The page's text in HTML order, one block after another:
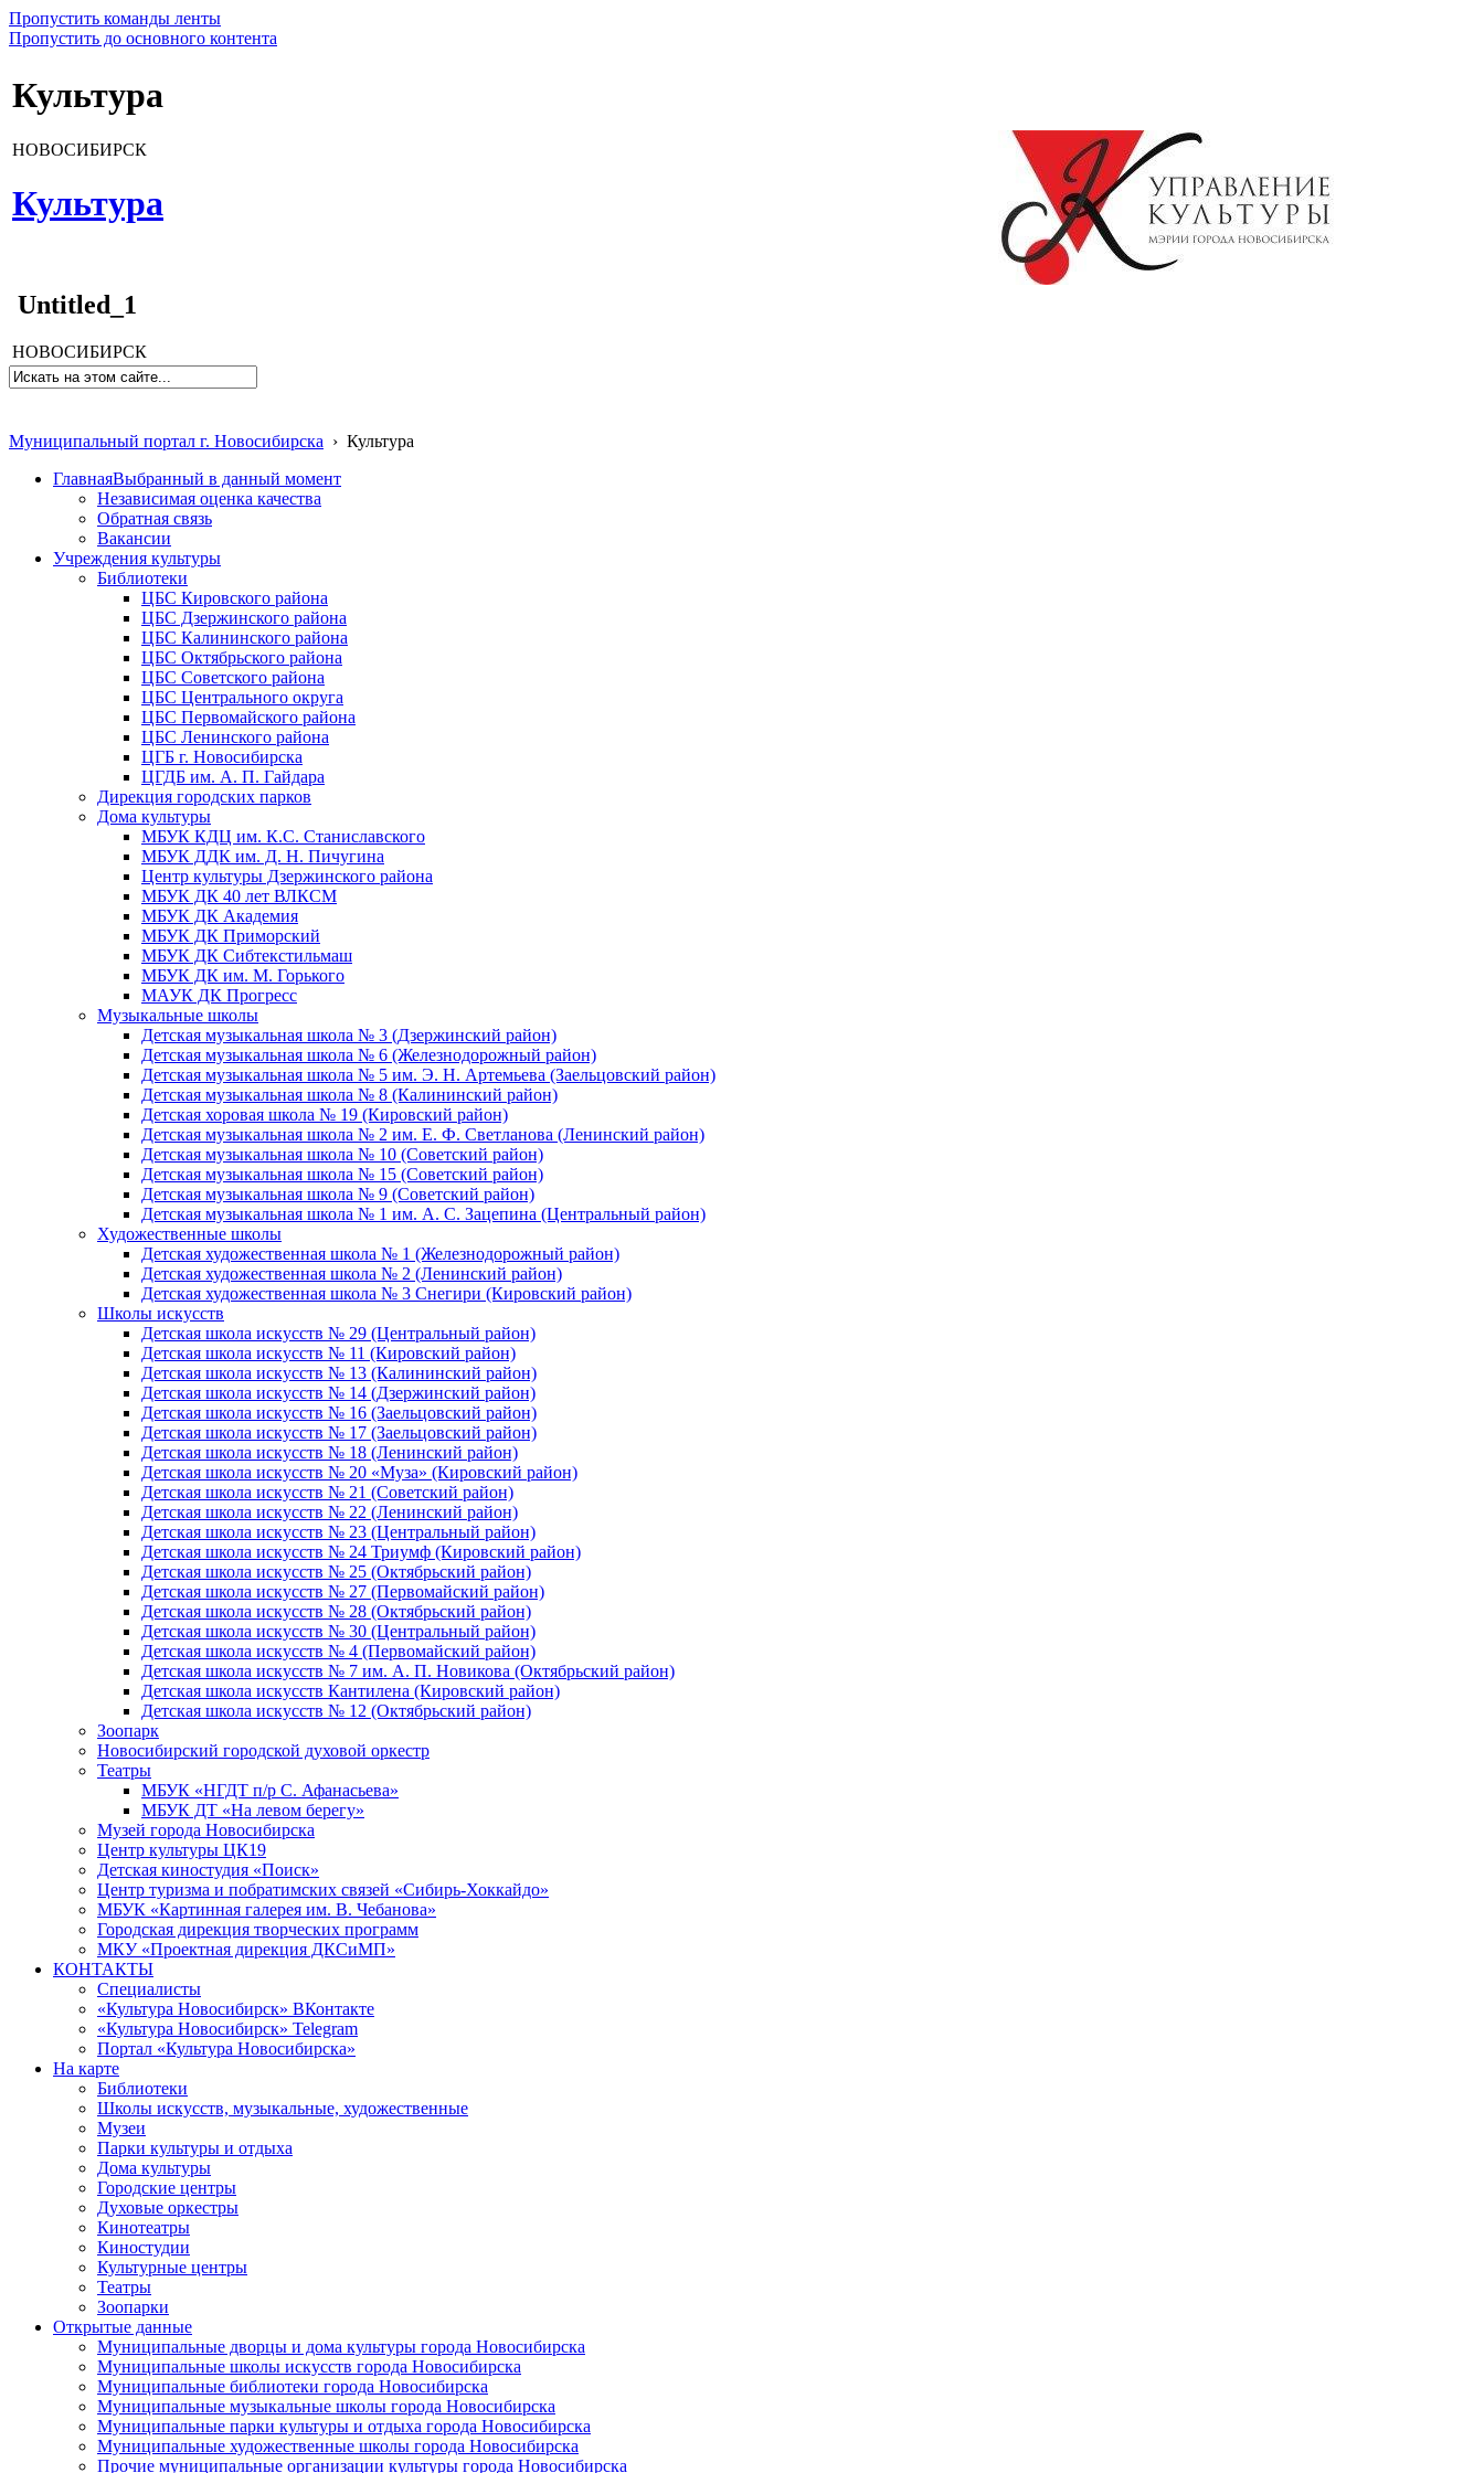
Пропустить команды ленты
Пропустить до основного контента
Культура
НОВОСИБИРСК
Культура
Untitled_1
НОВОСИБИРСК
Муниципальный портал г. Новосибирска › Культура
ГлавнаяВыбранный в данный момент
Независимая оценка качества
Обратная связь
Вакансии
Учреждения культуры
Библиотеки
ЦБС Кировского района
ЦБС Дзержинского района
ЦБС Калининского района
ЦБС Октябрьского района
ЦБС Советского района
ЦБС Центрального округа
ЦБС Первомайского района
ЦБС Ленинского района
ЦГБ г. Новосибирска
ЦГДБ им. А. П. Гайдара
Дирекция городских парков
Дома культуры
МБУК КДЦ им. К.С. Станиславского
МБУК ДДК им. Д. Н. Пичугина
Центр культуры Дзержинского района
МБУК ДК 40 лет ВЛКСМ
МБУК ДК Академия
МБУК ДК Приморский
МБУК ДК Сибтекстильмаш
МБУК ДК им. М. Горького
МАУК ДК Прогресс
Музыкальные школы
Детская музыкальная школа № 3 (Дзержинский район)
Детская музыкальная школа № 6 (Железнодорожный район)
Детская музыкальная школа № 5 им. Э. Н. Артемьева (Заельцовский район)
Детская музыкальная школа № 8 (Калининский район)
Детская хоровая школа № 19 (Кировский район)
Детская музыкальная школа № 2 им. Е. Ф. Светланова (Ленинский район)
Детская музыкальная школа № 10 (Советский район)
Детская музыкальная школа № 15 (Советский район)
Детская музыкальная школа № 9 (Советский район)
Детская музыкальная школа № 1 им. А. С. Зацепина (Центральный район)
Художественные школы
Детская художественная школа № 1 (Железнодорожный район)
Детская художественная школа № 2 (Ленинский район)
Детская художественная школа № 3 Снегири (Кировский район)
Школы искусств
Детская школа искусств № 29 (Центральный район)
Детская школа искусств № 11 (Кировский район)
Детская школа искусств № 13 (Калининский район)
Детская школа искусств № 14 (Дзержинский район)
Детская школа искусств № 16 (Заельцовский район)
Детская школа искусств № 17 (Заельцовский район)
Детская школа искусств № 18 (Ленинский район)
Детская школа искусств № 20 «Муза» (Кировский район)
Детская школа искусств № 21 (Советский район)
Детская школа искусств № 22 (Ленинский район)
Детская школа искусств № 23 (Центральный район)
Детская школа искусств № 24 Триумф (Кировский район)
Детская школа искусств № 25 (Октябрьский район)
Детская школа искусств № 27 (Первомайский район)
Детская школа искусств № 28 (Октябрьский район)
Детская школа искусств № 30 (Центральный район)
Детская школа искусств № 4 (Первомайский район)
Детская школа искусств № 7 им. А. П. Новикова (Октябрьский район)
Детская школа искусств Кантилена (Кировский район)
Детская школа искусств № 12 (Октябрьский район)
Зоопарк
Новосибирский городской духовой оркестр
Театры
МБУК «НГДТ п/р С. Афанасьева»
МБУК ДТ «На левом берегу»
Музей города Новосибирска
Центр культуры ЦК19
Детская киностудия «Поиск»
Центр туризма и побратимских связей «Сибирь-Хоккайдо»
МБУК «Картинная галерея им. В. Чебанова»
Городская дирекция творческих программ
МКУ «Проектная дирекция ДКСиМП»
КОНТАКТЫ
Специалисты
«Культура Новосибирск» ВКонтакте
«Культура Новосибирск» Telegram
Портал «Культура Новосибирска»
На карте
Библиотеки
Школы искусств, музыкальные, художественные
Музеи
Парки культуры и отдыха
Дома культуры
Городские центры
Духовые оркестры
Кинотеатры
Киностудии
Культурные центры
Театры
Зоопарки
Открытые данные
Муниципальные дворцы и дома культуры города Новосибирска
Муниципальные школы искусств города Новосибирска
Муниципальные библиотеки города Новосибирска
Муниципальные музыкальные школы города Новосибирска
Муниципальные парки культуры и отдыха города Новосибирска
Муниципальные художественные школы города Новосибирска
Прочие муниципальные организации культуры города Новосибирска